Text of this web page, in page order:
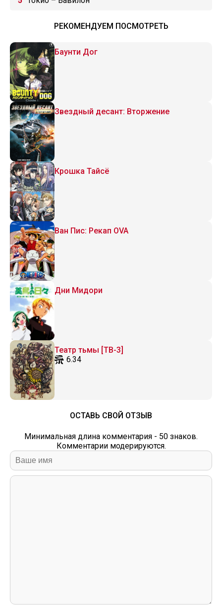
РЕКОМЕНДУЕМ ПОСМОТРЕТЬ
Баунти Дог
Звездный десант: Вторжение
Крошка Тайсё
Ван Пис: Рекап OVA
Дни Мидори
Театр тьмы [ТВ-3]
6.34
ОСТАВЬ СВОЙ ОТЗЫВ
Минимальная длина комментария - 50 знаков.
Комментарии модерируются.